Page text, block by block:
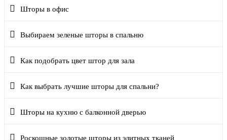
Шторы в офис
Выбираем зеленые шторы в спальню
Как подобрать цвет штор для зала
Как выбрать лучшие шторы для спальни?
Шторы на кухню с балконной дверью
Роскошные золотые шторы из элитных тканей